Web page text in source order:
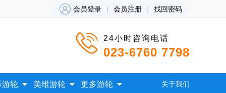
 会员登录 会员注册 找回密码
 24小时咨询电话
023-6760 7798
游轮  美维游轮  更多游轮  关于我们